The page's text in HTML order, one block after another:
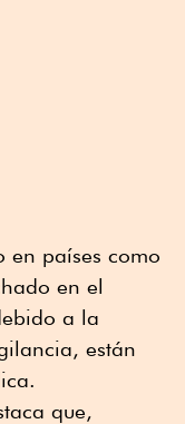
en países como
en el
a la
están
que,